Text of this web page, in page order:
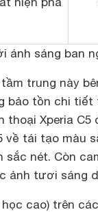
ánh sáng ban
trung này
bảo tồn chi
thoại Xperia
về tái tạo màu
sắc nét. Còn
ảnh tươi sáng
học cao) trên